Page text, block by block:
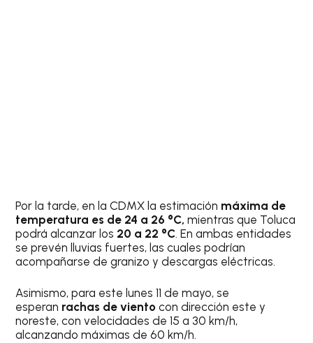
Por la tarde, en la CDMX la estimación máxima de
temperatura es de 24 a 26 °C, mientras que Toluca
podrá alcanzar los 20 a 22 °C. En ambas entidades
se prevén lluvias fuertes, las cuales podrían
acompañarse de granizo y descargas eléctricas.
Asimismo, para este lunes 11 de mayo, se
esperan rachas de vientocon dirección este y
noreste, con velocidades de 15 a 30 km/h,
alcanzando máximas de 60 km/h.